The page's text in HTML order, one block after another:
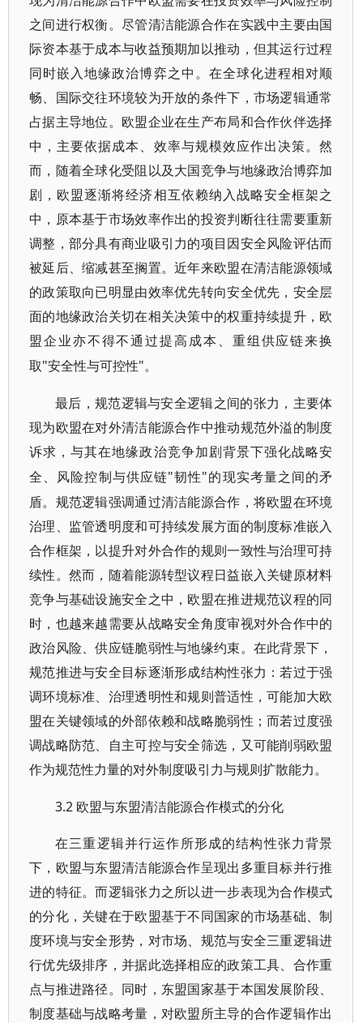
之间进行权衡。尽管清洁能源合作在实践中主要由国
际资本基于成本与收益预期加以推动，但其运行过程
同时嵌入地缘政治博弈之中。在全球化进程相对顺
畅、国际交往环境较为开放的条件下，市场逻辑通常
占据主导地位。欧盟企业在生产布局和合作伙伴选择
中，主要依据成本、效率与规模效应作出决策。然
而，随着全球化受阻以及大国竞争与地缘政治博弈加
剧，欧盟逐渐将经济相互依赖纳入战略安全框架之
中，原本基于市场效率作出的投资判断往往需要重新
调整，部分具有商业吸引力的项目因安全风险评估而
被延后、缩减甚至搁置。近年来欧盟在清洁能源领域
的政策取向已明显由效率优先转向安全优先，安全层
面的地缘政治关切在相关决策中的权重持续提升，欧
盟企业亦不得不通过提高成本、重组供应链来换
取"安全性与可控性"。
最后，规范逻辑与安全逻辑之间的张力，主要体
现为欧盟在对外清洁能源合作中推动规范外溢的制度
诉求，与其在地缘政治竞争加剧背景下强化战略安
全、风险控制与供应链"韧性"的现实考量之间的矛
盾。规范逻辑强调通过清洁能源合作，将欧盟在环境
治理、监管透明度和可持续发展方面的制度标准嵌入
合作框架，以提升对外合作的规则一致性与治理可持
续性。然而，随着能源转型议程日益嵌入关键原材料
竞争与基础设施安全之中，欧盟在推进规范议程的同
时，也越来越需要从战略安全角度审视对外合作中的
政治风险、供应链脆弱性与地缘约束。在此背景下，
规范推进与安全目标逐渐形成结构性张力：若过于强
调环境标准、治理透明性和规则普适性，可能加大欧
盟在关键领域的外部依赖和战略脆弱性；而若过度强
调战略防范、自主可控与安全筛选，又可能削弱欧盟
作为规范性力量的对外制度吸引力与规则扩散能力。
3.2 欧盟与东盟清洁能源合作模式的分化
在三重逻辑并行运作所形成的结构性张力背景
下，欧盟与东盟清洁能源合作呈现出多重目标并行推
进的特征。而逻辑张力之所以进一步表现为合作模式
的分化，关键在于欧盟基于不同国家的市场基础、制
度环境与安全形势，对市场、规范与安全三重逻辑进
行优先级排序，并据此选择相应的政策工具、合作重
点与推进路径。同时，东盟国家基于本国发展阶段、
制度基础与战略考量，对欧盟所主导的合作逻辑作出